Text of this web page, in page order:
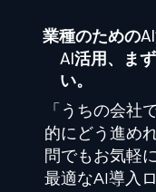
業種のための
AI活用、ま
い。
「うちの会社
的にどう進め
問でもお気軽
最適なAI導入